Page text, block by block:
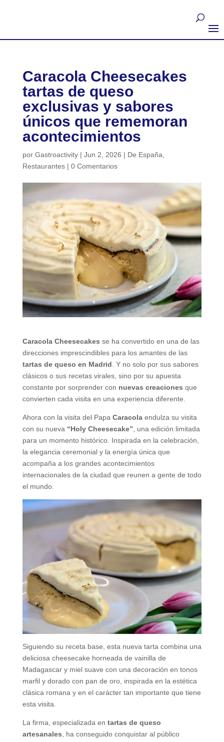
Caracola Cheesecakes
tartas de queso
exclusivas y sabores
únicos que rememoran
acontecimientos
por Gastroactivity| Jun 2, 2026 | De España
Restaurantes| 0 Comentarios
Caracola Cheesecakes se ha convertido en una de las
direcciones imprescindibles para los amantes de las
tartas de queso en Madrid . Y no solo por sus sabores
clásicos o sus recetas virales, sino por su apuesta
constante por sorprender con nuevas creaciones que
convierten cada visita en una experiencia diferente.
Ahora con la visita del Papa Caracola endulza su visita
con su nueva “Holy Cheesecake” , una edición limitada
para un momento histórico. Inspirada en la celebración,
la elegancia ceremonial y la energía única que
acompaña a los grandes acontecimientos
internacionales de la ciudad que reunen a gente de todo
el mundo.
Siguiendo su receta base, esta nueva tarta combina una
deliciosa cheesecake horneada de vainilla de
Madagascar y miel suave con una decoración en tonos
marfil y dorado con pan de oro, inspirada en la estética
clásica romana y en el carácter tan importante que tiene
esta visita.
La firma, especializada en tartas de queso
artesanales , ha conseguido conquistar al público